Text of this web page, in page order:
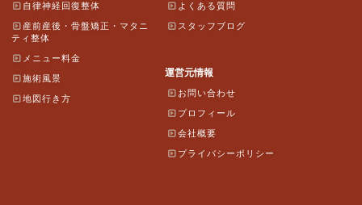
自律神経回復整体
産前産後・骨盤矯正・マタニ
ティ整体
メニュー料金
施術風景
地図行き方
よくある質問
スタッフブログ
運営元情報
お問い合わせ
プロフィール
会社概要
プライバシーポリシー